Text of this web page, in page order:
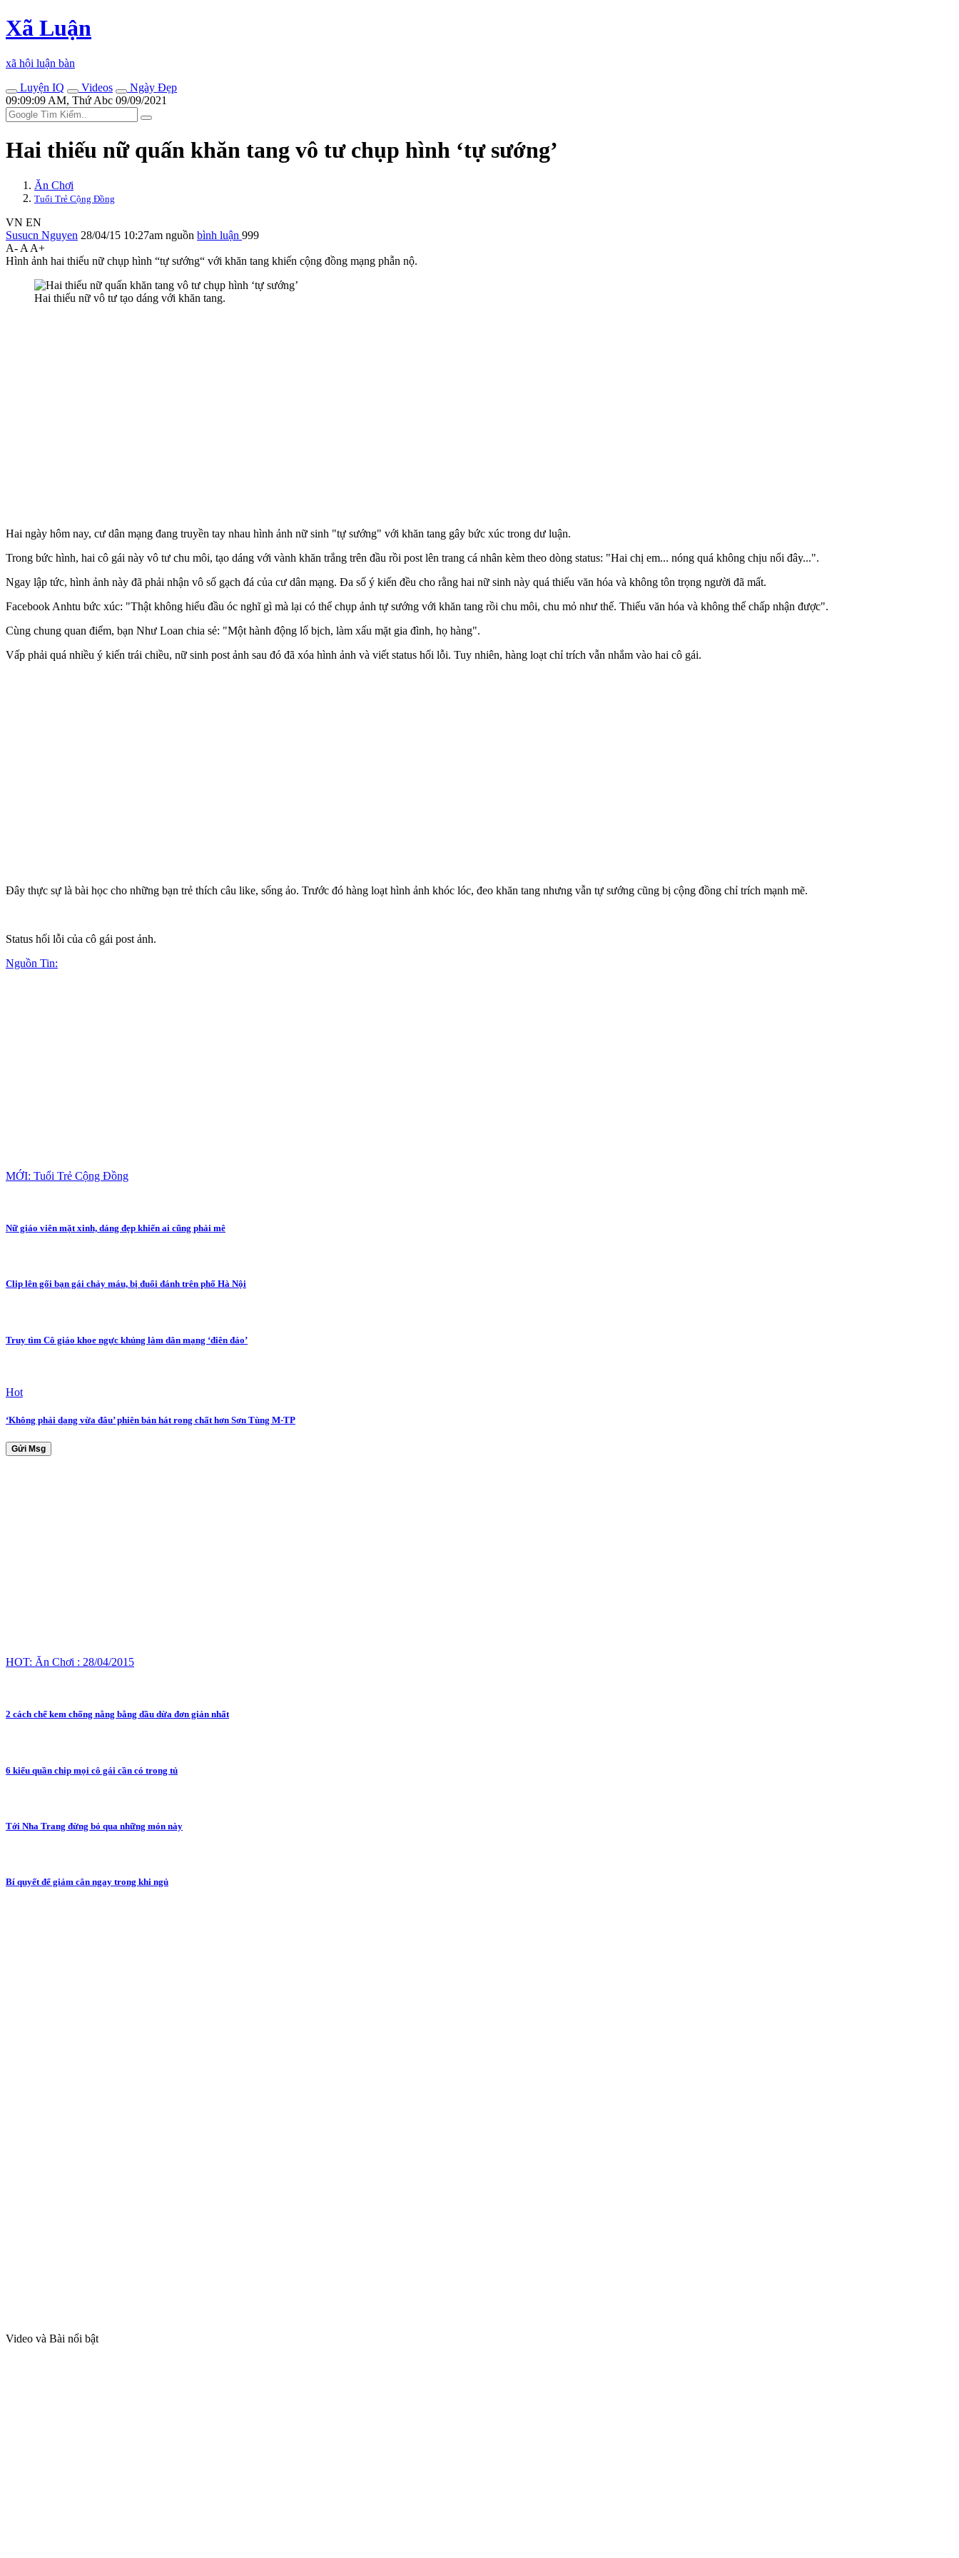
Xã Luận
xã hội luận bàn
Luyện IQ
Videos
Ngày Đẹp
09:09:09 AM, Thứ Abc 09/09/2021
Hai thiếu nữ quấn khăn tang vô tư chụp hình ‘tự sướng’
Ăn Chơi
Tuổi Trẻ Cộng Đồng
VN EN
Susucn Nguyen 28/04/15 10:27am nguồn bình luận 999
A- A A+
Hình ảnh hai thiếu nữ chụp hình “tự sướng“ với khăn tang khiến cộng đồng mạng phẫn nộ.
Hai thiếu nữ vô tư tạo dáng với khăn tang.
Hai ngày hôm nay, cư dân mạng đang truyền tay nhau hình ảnh nữ sinh "tự sướng" với khăn tang gây bức xúc trong dư luận.
Trong bức hình, hai cô gái này vô tư chu môi, tạo dáng với vành khăn trắng trên đầu rồi post lên trang cá nhân kèm theo dòng status: "Hai chị em... nóng quá không chịu nổi đây...".
Ngay lập tức, hình ảnh này đã phải nhận vô số gạch đá của cư dân mạng. Đa số ý kiến đều cho rằng hai nữ sinh này quá thiếu văn hóa và không tôn trọng người đã mất.
Facebook Anhtu bức xúc: "Thật không hiểu đầu óc nghĩ gì mà lại có thể chụp ảnh tự sướng với khăn tang rồi chu môi, chu mỏ như thế. Thiếu văn hóa và không thể chấp nhận được".
Cùng chung quan điểm, bạn Như Loan chia sẻ: "Một hành động lố bịch, làm xấu mặt gia đình, họ hàng".
Vấp phải quá nhiều ý kiến trái chiều, nữ sinh post ảnh sau đó đã xóa hình ảnh và viết status hối lỗi. Tuy nhiên, hàng loạt chỉ trích vẫn nhắm vào hai cô gái.
Đây thực sự là bài học cho những bạn trẻ thích câu like, sống ảo. Trước đó hàng loạt hình ảnh khóc lóc, đeo khăn tang nhưng vẫn tự sướng cũng bị cộng đồng chỉ trích mạnh mẽ.
Status hối lỗi của cô gái post ảnh.
Nguồn Tin:
MỚI: Tuổi Trẻ Cộng Đồng
Nữ giáo viên mặt xinh, dáng đẹp khiến ai cũng phải mê
Clip lên gối bạn gái chảy máu, bị đuổi đánh trên phố Hà Nội
Truy tìm Cô giáo khoe ngực khủng làm dân mạng ‘điên đảo’
Hot
‘Không phải dạng vừa đâu’ phiên bản hát rong chất hơn Sơn Tùng M-TP
Gửi Msg
HOT: Ăn Chơi : 28/04/2015
2 cách chế kem chống nằng bằng dầu dừa đơn giản nhất
6 kiểu quần chip mọi cô gái cần có trong tủ
Tới Nha Trang đừng bỏ qua những món này
Bí quyết để giảm cân ngay trong khi ngủ
Video và Bài nổi bật